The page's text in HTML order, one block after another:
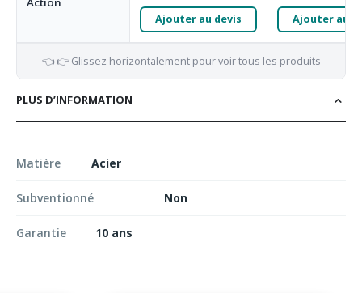
Ajouter au devis Ajouter au
👈 👉 Glissez horizontalement pour voir tous les produits
PLUS D’INFORMATION
Matière Acier
Subventionné Non
Garantie 10 ans